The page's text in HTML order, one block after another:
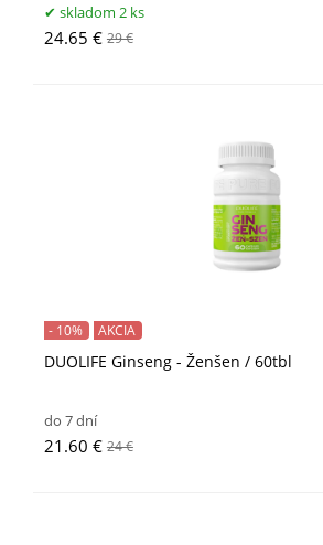
skladom 2 ks
24.65 € 29 €
DUOLIFE Ginseng - Ženšen / 60tbl
- 10% AKCIA
do 7 dní
21.60 € 24 €